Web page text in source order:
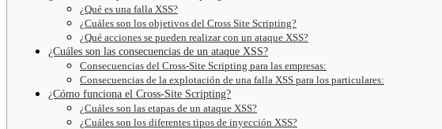
¿Qué es una falla XSS?
¿Cuáles son los objetivos del Cross Site Scripting?
¿Qué acciones se pueden realizar con un ataque XSS?
¿Cuáles son las consecuencias de un ataque XSS?
Consecuencias del Cross-Site Scripting para las empresas:
Consecuencias de la explotación de una falla XSS para los particulares:
¿Cómo funciona el Cross-Site Scripting?
¿Cuáles son las etapas de un ataque XSS?
¿Cuáles son los diferentes tipos de inyección XSS?